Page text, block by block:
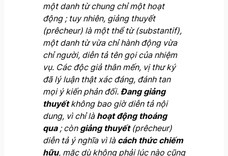
một danh từ chung chỉ một hoạt
động ; tuy nhiên, giảng thuyết
(prêcheur) là một thể từ (substantif),
một danh từ vừa chỉ hành động vừa
chỉ người, diễn tả tên gọi của nhiệm
vụ. Các độc giả thân mến, vị thư ký
đã lý luận thật xác đáng, đánh tan
mọi ý kiến phản đối. Đang giảng
thuyếtkhông bao giờ diễn tả nội
dung, vì chỉ là hoạt động thoáng
qua ; còn giảng thuyết (prêcheur)
diễn tả ý nghĩa vì là cách thức chiếm
hữu, mặc dù không phải lúc nào cũng